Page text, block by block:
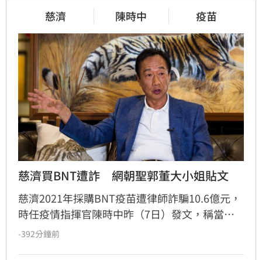
慈濟 陳時中 疫苗
慈濟買BNT遭詐　網朝聖郭董大小姐貼文
慈濟2021年採購BNT疫苗遭律師詐騙10.6億元，
時任疫情指揮官陳時中昨（7日）發文，稱當年
早就苦口婆心要提防掮客，卻遭在野攻擊抹黑；
-392分鐘前